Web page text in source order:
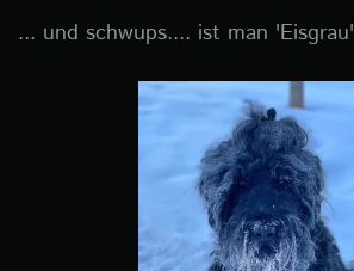
... und schwups.... ist man 'Eisgrau'